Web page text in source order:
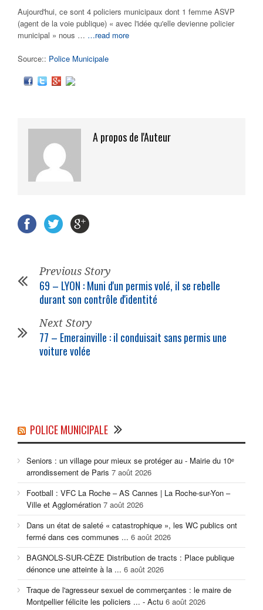
Aujourd'hui, ce sont 4 policiers municipaux dont 1 femme ASVP
(agent de la voie publique) « avec l'idée qu'elle devienne policier
municipal » nous … …read more
Source:: Police Municipale
A propos de l'Auteur
Previous Story
69 – LYON : Muni d'un permis volé, il se rebelle
durant son contrôle d'identité
Next Story
77 – Emerainville : il conduisait sans permis une
voiture volée
POLICE MUNICIPALE
Seniors : un village pour mieux se protéger au - Mairie du 10ᵉ
arrondissement de Paris 7 août 2026
Football : VFC La Roche – AS Cannes | La Roche-sur-Yon –
Ville et Agglomération 7 août 2026
Dans un état de saleté « catastrophique », les WC publics ont
fermé dans ces communes ... 6 août 2026
BAGNOLS-SUR-CÈZE Distribution de tracts : Place publique
dénonce une atteinte à la ... 6 août 2026
Traque de l'agresseur sexuel de commerçantes : le maire de
Montpellier félicite les policiers ... - Actu 6 août 2026